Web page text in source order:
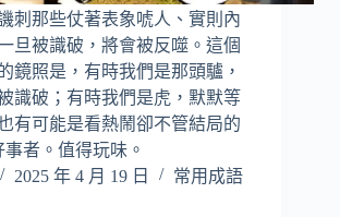
刺那些仗著表象唬人、實則內
旦被識破，將會被反噬。這個
鏡照是，有時我們是那頭驢，
識破；有時我們是虎，默默等
有可能是看熱鬧卻不管結局的
事者。值得玩味。
2025 年 4 月 19 日 常用成語